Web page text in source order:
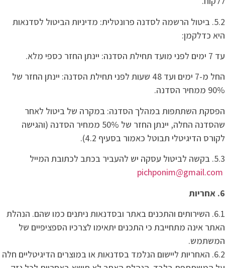
5.2. ביטול הרשמה לסדנה פרונטלית: מדיניות הביטול לסדנאות
היא כדלקמן:
עד 7 ימים לפני מועד תחילת הסדנה: יינתן החזר כספי מלא.
החל מ-7 ימים ועד 48 שעות לפני תחילת הסדנה: יינתן החזר של
90% ממחיר הסדנה.
הפסקת השתתפות במהלך הסדנה: במקרה של ביטול לאחר
שהסדנה החלה, יינתן החזר של 50% ממחיר הסדנה (והגישה
לקורס הדיגיטלי תבוטל כאמור בסעיף 4.2).
5.3. בקשה לביטול עסקה יש להעביר בכתב לכתובת המייל
pichponim@gmail.com
6. אחריות
6.1. השירותים והתכנים באתר ובסדנאות ניתנים כמו שהם. הנהלת
האתר אינה מתחייבת כי התכנים יתאימו לצרכיו הספציפיים של
המשתמש.
6.2. האחריות ליישום הנלמד בסדנאות או במוצרים הדיגיטליים חלה